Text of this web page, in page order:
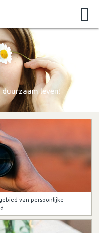
leven!
van persoonlijke